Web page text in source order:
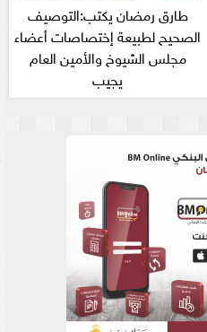
طارق رمضان يكتب:التوصيف
الصحيح لطبيعة إختصاصات أعضاء
مجلس الشيوخ والأمين العام
يجيب